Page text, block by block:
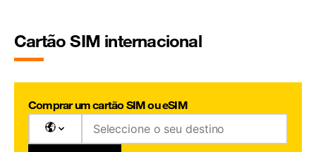
Cartão SIM internacional
Comprar um cartão SIM ou eSIM